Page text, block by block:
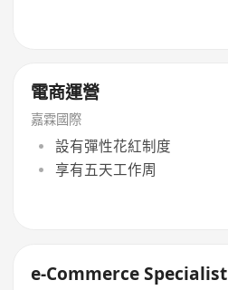
電商運營
嘉霖國際
設有彈性花紅制度
享有五天工作周
e-Commerce Specialist